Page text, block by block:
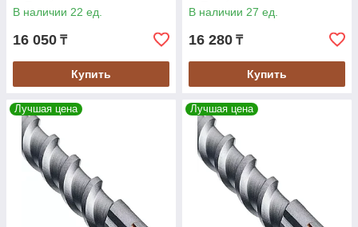
В наличии 22 ед.
16 050 ₸
Купить
В наличии 27 ед.
16 280 ₸
Купить
Лучшая цена Лучшая цена